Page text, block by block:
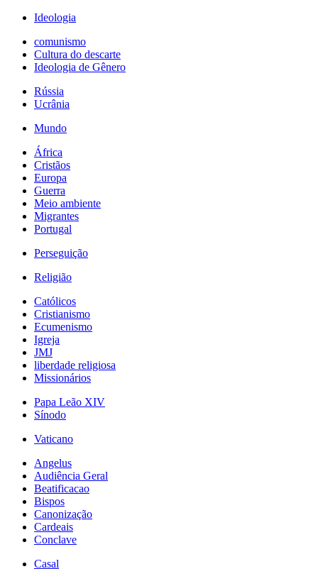
Ideologia
comunismo
Cultura do descarte
Ideologia de Gênero
Rússia
Ucrânia
Mundo
África
Cristãos
Europa
Guerra
Meio ambiente
Migrantes
Portugal
Perseguição
Religião
Católicos
Cristianismo
Ecumenismo
Igreja
JMJ
liberdade religiosa
Missionários
Papa Leão XIV
Sínodo
Vaticano
Angelus
Audiência Geral
Beatificacao
Bispos
Canonização
Cardeais
Conclave
Casal